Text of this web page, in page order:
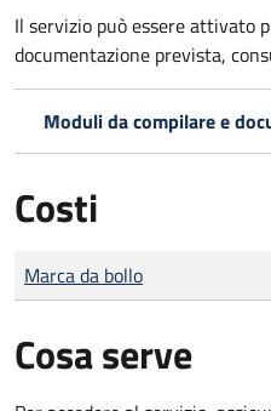
Il servizio può essere attivato
documentazione prevista,
Moduli da compilare e
Costi
Tipo di pagamento
Importo
Marca da bollo
Cosa serve